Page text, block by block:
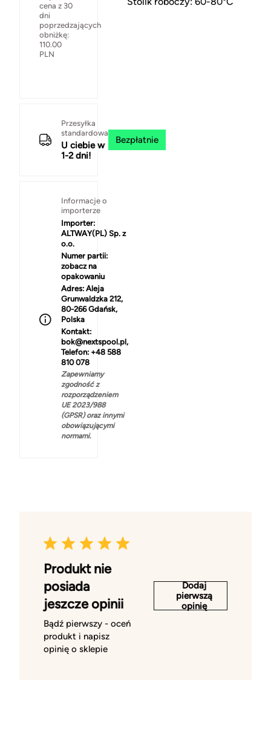
cena z 30
dni
poprzedzających
obniżkę:
110.00
PLN
Przesyłka
standardowa
U ciebie w
1-2 dni!
Bezpłatnie
Informacje o
importerze
Importer:
ALTWAY(PL) Sp. z
o.o.
Numer partii:
zobacz na
opakowaniu
Adres: Aleja
Grunwaldzka 212,
80-266 Gdańsk,
Polska
Kontakt:
bok@nextspool.pl,
Telefon: +48 588
810 078
Zapewniamy
zgodność z
rozporządzeniem
UE 2023/988
(GPSR) oraz innymi
obowiązującymi
normami.
Produkt nie
posiada
jeszcze opinii
Bądź pierwszy - oceń
produkt i napisz
opinię o sklepie
Dodaj
pierwszą
opinię